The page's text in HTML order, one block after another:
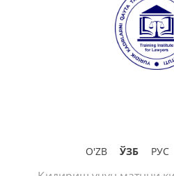
O'ZB ЎЗБ РУС